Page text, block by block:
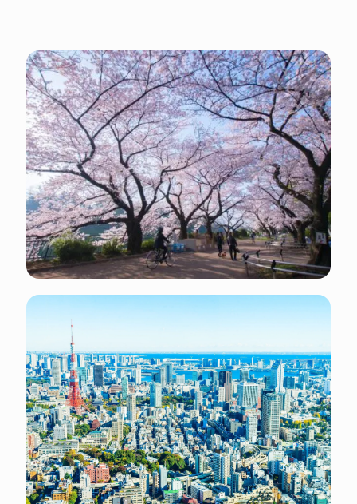
parc Ueno, le marché de Tsukiji, et les nombreux
temples et sanctuaires disséminés à travers la
ville.
Ce qu'il faut faire et voir : visitez le site officiel du
tourisme gouvernemental.
Ce qu'il faut savoir à propos de Tokyo :
Monnaie : JPY (yen japonais)
Indicatif régional téléphonique : +81 3
volts AC et les prises sont de type A et B (deux
fiches plates).
Événements annuels : Festival des cerisiers en
fleurs (Mars-Avril), Festival de Sanja Matsuri
(Mai), Festival du feu d'artifice de Sumida
(Juillet), et bien plus encore.
Jours fériés : vérifier sur le site Web du
gouvernement